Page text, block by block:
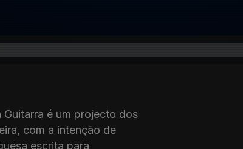
é um projecto dos
com a intenção de
escrita para